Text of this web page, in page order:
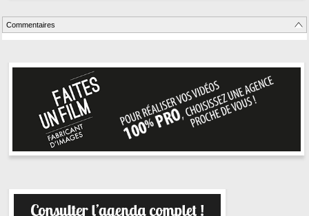
Commentaires